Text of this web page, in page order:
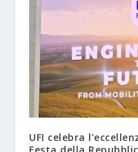
UFI celebra